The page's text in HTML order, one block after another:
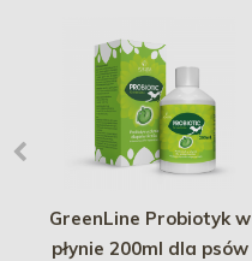
GreenLine Probiotyk w
płynie 200ml dla psów